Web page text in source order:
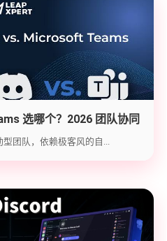
选哪个？2026 团队协同
团队，依赖极客风的自...